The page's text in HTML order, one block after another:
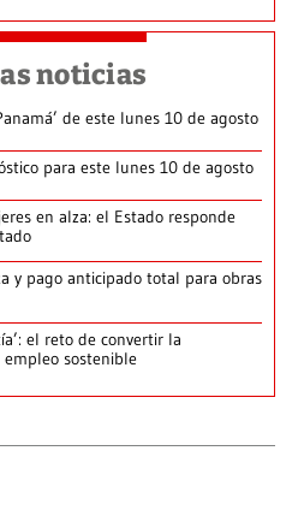
noticias
de este lunes 10 de agosto
para este lunes 10 de agosto
en alza: el Estado responde
y pago anticipado total para obras
el reto de convertir la
sostenible